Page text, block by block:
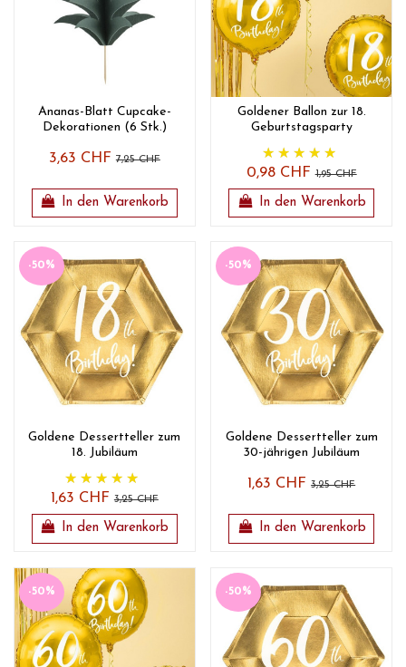
Ananas-Blatt Cupcake-
Dekorationen (6 Stk.)
3,63 CHF7,25 CHF
In den Warenkorb
Goldener Ballon zur 18.
Geburtstagsparty
0,98 CHF1,95 CHF
In den Warenkorb
-50%
Goldene Dessertteller zum
18. Jubiläum
1,63 CHF3,25 CHF
In den Warenkorb
-50%
Goldene Dessertteller zum
30-jährigen Jubiläum
1,63 CHF3,25 CHF
In den Warenkorb
-50% -50%